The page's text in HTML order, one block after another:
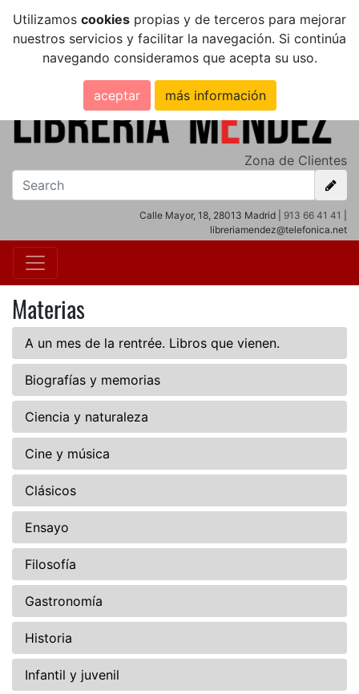
Utilizamos cookies propias y de terceros para mejorar
nuestros servicios y facilitar la navegación. Si continúa
navegando consideramos que acepta su uso.
aceptar más información
Zona de Clientes
Calle Mayor, 18, 28013 Madrid | 913 66 41 41
libreriamendez@telefonica.net
Materias
A un mes de la rentrée. Libros que vienen.
Biografías y memorias
Ciencia y naturaleza
Cine y música
Clásicos
Ensayo
Filosofía
Gastronomía
Historia
Infantil y juvenil